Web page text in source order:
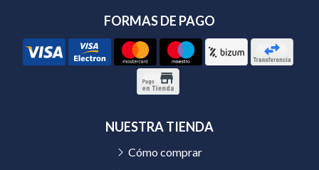
FORMAS DE PAGO
NUESTRA TIENDA
Cómo comprar